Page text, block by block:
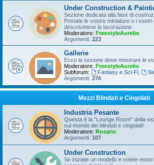
Under Construction &
Sezione dedicata alla fase di
Postate le vostre miniature o i vostri
descrivetene la lavorazione.
Moderatore: FreestyleAurelio
Argomenti: 223
Gallerie
Ecco la sezione dove mostrare le
Moderatore: FreestyleAurelio
Subforum:
Fantasy e Sci-Fi,
Argomenti: 276
Mezzi Blindati e Cingolati
Industria Pesante
Questa è la "Lounge Room" della
sul mondo dei blindati e cingolati!
Moderatore: Rosario
Argomenti: 107
Under Construction
Se iniziate un modello e volete